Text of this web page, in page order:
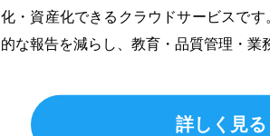
化・資産化できるクラウドサービスで
的な報告を減らし、教育・品質管理・業
詳しく見る